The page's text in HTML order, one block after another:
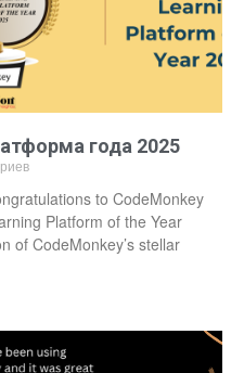
года 2025
to CodeMonkey
Platform of the Year
of CodeMonkey’s stellar